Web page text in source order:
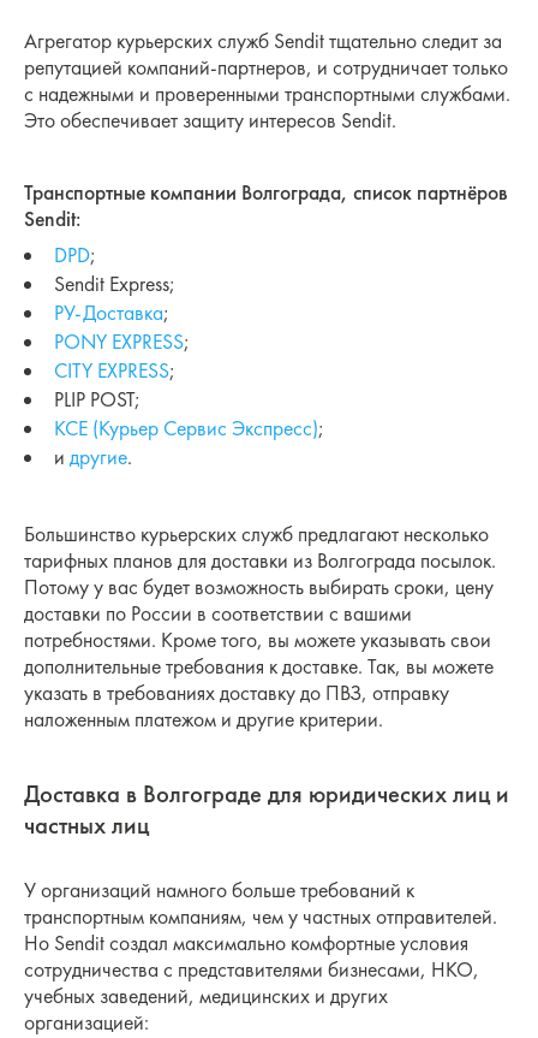
Агрегатор курьерских служб Sendit тщательно следит за
репутацией компаний-партнеров, и сотрудничает только
с надежными и проверенными транспортными службами.
Это обеспечивает защиту интересов Sendit.
Транспортные компании Волгограда, список партнёров
Sendit:
DPD;
Sendit Express;
РУ-Доставка;
PONY EXPRESS;
CITY EXPRESS;
PLIP POST;
КСЕ (Курьер Сервис Экспресс);
и другие.
Большинство курьерских служб предлагают несколько
тарифных планов для доставки из Волгограда посылок.
Потому у вас будет возможность выбирать сроки, цену
доставки по России в соответствии с вашими
потребностями. Кроме того, вы можете указывать свои
дополнительные требования к доставке. Так, вы можете
указать в требованиях доставку до ПВЗ, отправку
наложенным платежом и другие критерии.
Доставка в Волгограде для юридических лиц и
частных лиц
У организаций намного больше требований к
транспортным компаниям, чем у частных отправителей.
Но Sendit создал максимально комфортные условия
сотрудничества с представителями бизнесами, НКО,
учебных заведений, медицинских и других
организацией: